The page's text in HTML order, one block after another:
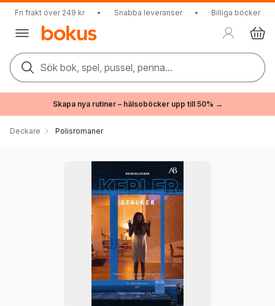
Fri frakt över 249 kr • Snabba leveranser • Billiga böcker
Sök bok, spel, pussel, penna...
Skapa nya rutiner – hälsoböcker upp till 50% →
Deckare Polisromaner